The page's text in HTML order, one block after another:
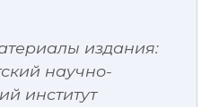
издания:
научно-
институт